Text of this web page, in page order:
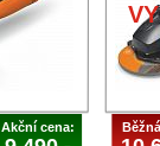
Akční cena: